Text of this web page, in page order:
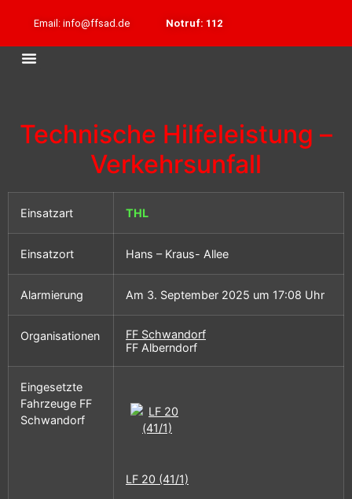
Email: info@ffsad.de Notruf: 112
Technische Hilfeleistung –
Verkehrsunfall
Einsatzart THL
Einsatzort Hans – Kraus- Allee
Alarmierung Am 3. September 2025 um 17:08 Uhr
Organisationen
FF Schwandorf
FF Alberndorf
Eingesetzte
Fahrzeuge FF
Schwandorf
LF 20 (41/1)